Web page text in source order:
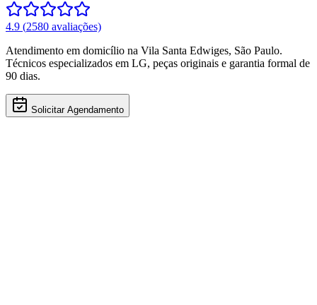
4.9 (2580 avaliações)
Atendimento em domicílio na Vila Santa Edwiges, São Paulo.
Técnicos especializados em LG, peças originais e garantia formal de
90 dias.
Solicitar Agendamento